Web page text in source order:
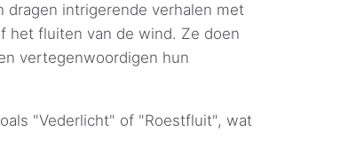
dragen intrigerende verhalen met
het fluiten van de wind. Ze doen
vertegenwoordigen hun
"Vederlicht" of "Roestfluit", wat